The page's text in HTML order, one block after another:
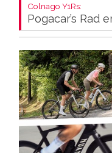
Colnago Y1Rs:
Pogacar’s Rad